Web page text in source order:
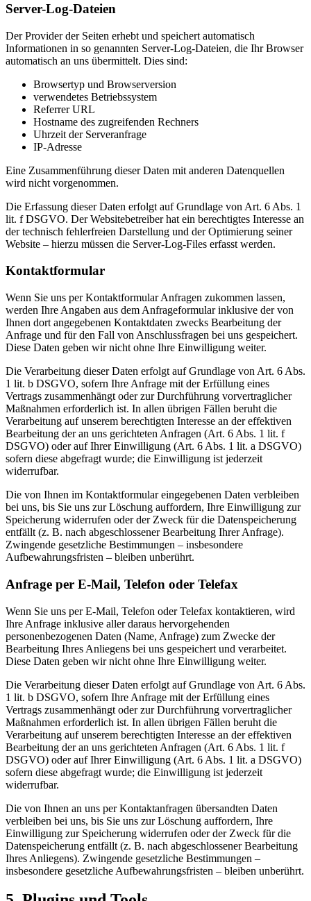
Server-Log-Dateien
Der Provider der Seiten erhebt und speichert automatisch
Informationen in so genannten Server-Log-Dateien, die Ihr Browser
automatisch an uns übermittelt. Dies sind:
Browsertyp und Browserversion
verwendetes Betriebssystem
Referrer URL
Hostname des zugreifenden Rechners
Uhrzeit der Serveranfrage
IP-Adresse
Eine Zusammenführung dieser Daten mit anderen Datenquellen
wird nicht vorgenommen.
Die Erfassung dieser Daten erfolgt auf Grundlage von Art. 6 Abs. 1
lit. f DSGVO. Der Websitebetreiber hat ein berechtigtes Interesse an
der technisch fehlerfreien Darstellung und der Optimierung seiner
Website – hierzu müssen die Server-Log-Files erfasst werden.
Kontaktformular
Wenn Sie uns per Kontaktformular Anfragen zukommen lassen,
werden Ihre Angaben aus dem Anfrageformular inklusive der von
Ihnen dort angegebenen Kontaktdaten zwecks Bearbeitung der
Anfrage und für den Fall von Anschlussfragen bei uns gespeichert.
Diese Daten geben wir nicht ohne Ihre Einwilligung weiter.
Die Verarbeitung dieser Daten erfolgt auf Grundlage von Art. 6 Abs.
1 lit. b DSGVO, sofern Ihre Anfrage mit der Erfüllung eines
Vertrags zusammenhängt oder zur Durchführung vorvertraglicher
Maßnahmen erforderlich ist. In allen übrigen Fällen beruht die
Verarbeitung auf unserem berechtigten Interesse an der effektiven
Bearbeitung der an uns gerichteten Anfragen (Art. 6 Abs. 1 lit. f
DSGVO) oder auf Ihrer Einwilligung (Art. 6 Abs. 1 lit. a DSGVO)
sofern diese abgefragt wurde; die Einwilligung ist jederzeit
widerrufbar.
Die von Ihnen im Kontaktformular eingegebenen Daten verbleiben
bei uns, bis Sie uns zur Löschung auffordern, Ihre Einwilligung zur
Speicherung widerrufen oder der Zweck für die Datenspeicherung
entfällt (z. B. nach abgeschlossener Bearbeitung Ihrer Anfrage).
Zwingende gesetzliche Bestimmungen – insbesondere
Aufbewahrungsfristen – bleiben unberührt.
Anfrage per E-Mail, Telefon oder Telefax
Wenn Sie uns per E-Mail, Telefon oder Telefax kontaktieren, wird
Ihre Anfrage inklusive aller daraus hervorgehenden
personenbezogenen Daten (Name, Anfrage) zum Zwecke der
Bearbeitung Ihres Anliegens bei uns gespeichert und verarbeitet.
Diese Daten geben wir nicht ohne Ihre Einwilligung weiter.
Die Verarbeitung dieser Daten erfolgt auf Grundlage von Art. 6 Abs.
1 lit. b DSGVO, sofern Ihre Anfrage mit der Erfüllung eines
Vertrags zusammenhängt oder zur Durchführung vorvertraglicher
Maßnahmen erforderlich ist. In allen übrigen Fällen beruht die
Verarbeitung auf unserem berechtigten Interesse an der effektiven
Bearbeitung der an uns gerichteten Anfragen (Art. 6 Abs. 1 lit. f
DSGVO) oder auf Ihrer Einwilligung (Art. 6 Abs. 1 lit. a DSGVO)
sofern diese abgefragt wurde; die Einwilligung ist jederzeit
widerrufbar.
Die von Ihnen an uns per Kontaktanfragen übersandten Daten
verbleiben bei uns, bis Sie uns zur Löschung auffordern, Ihre
Einwilligung zur Speicherung widerrufen oder der Zweck für die
Datenspeicherung entfällt (z. B. nach abgeschlossener Bearbeitung
Ihres Anliegens). Zwingende gesetzliche Bestimmungen –
insbesondere gesetzliche Aufbewahrungsfristen – bleiben unberührt.